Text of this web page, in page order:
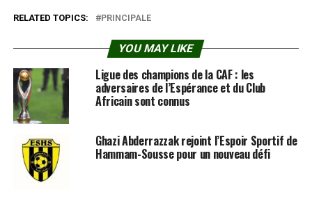
RELATED TOPICS: PRINCIPALE
YOU MAY LIKE
Ligue des champions de la CAF : les
adversaires de l’Espérance et du Club
Africain sont connus
Ghazi Abderrazzak rejoint l’Espoir Sportif de
Hammam-Sousse pour un nouveau défi